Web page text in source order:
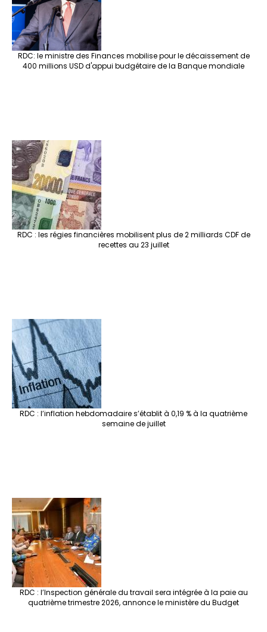
RDC: le ministre des Finances mobilise pour le décaissement de
400 millions USD d'appui budgétaire de la Banque mondiale
RDC : les régies financières mobilisent plus de 2 milliards CDF de
recettes au 23 juillet
RDC : l’inflation hebdomadaire s’établit à 0,19 % à la quatrième
semaine de juillet
RDC : l’Inspection générale du travail sera intégrée à la paie au
quatrième trimestre 2026, annonce le ministère du Budget